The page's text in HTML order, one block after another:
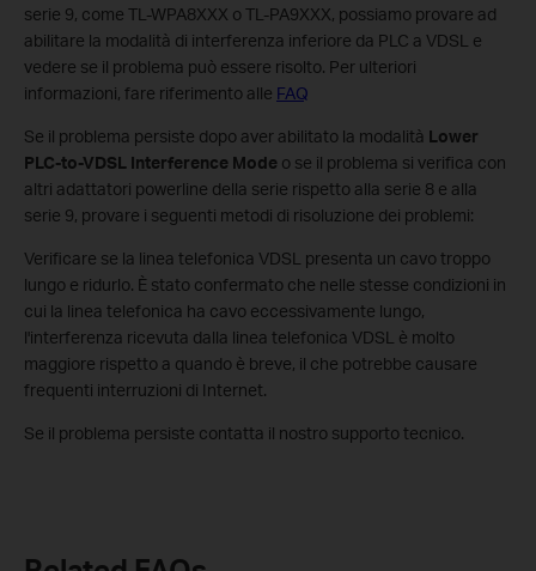
serie 9, come TL-WPA8XXX o TL-PA9XXX, possiamo provare ad
abilitare la modalità di interferenza inferiore da PLC a VDSL e
vedere se il problema può essere risolto. Per ulteriori
informazioni, fare riferimento alle FAQ
Se il problema persiste dopo aver abilitato la modalità Lower
PLC-to-VDSL Interference Mode o se il problema si verifica con
altri adattatori powerline della serie rispetto alla serie 8 e alla
serie 9, provare i seguenti metodi di risoluzione dei problemi:
Verificare se la linea telefonica VDSL presenta un cavo troppo
lungo e ridurlo. È stato confermato che nelle stesse condizioni in
cui la linea telefonica ha cavo eccessivamente lungo,
l'interferenza ricevuta dalla linea telefonica VDSL è molto
maggiore rispetto a quando è breve, il che potrebbe causare
frequenti interruzioni di Internet.
Se il problema persiste contatta il nostro supporto tecnico.